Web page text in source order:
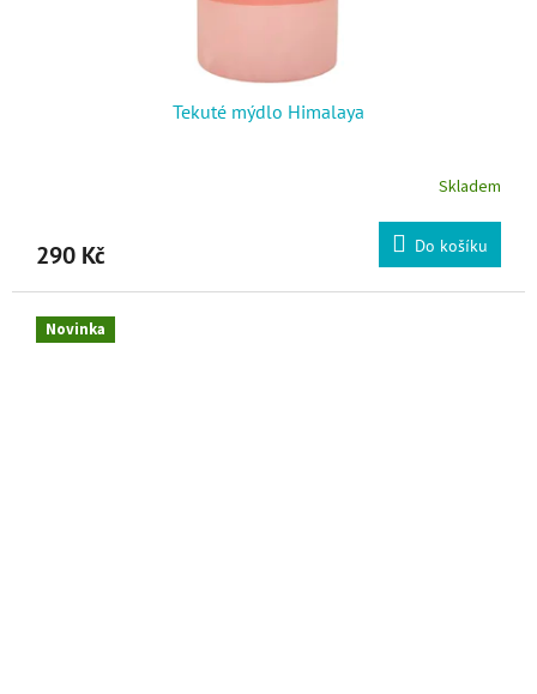
Tekuté mýdlo Himalaya
Skladem
290 Kč Do košíku
Novinka